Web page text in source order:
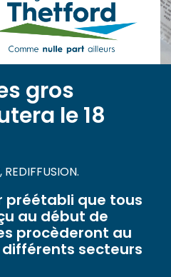
gros
le 18
préétabli que tous
au début de
procèderont au
secteurs